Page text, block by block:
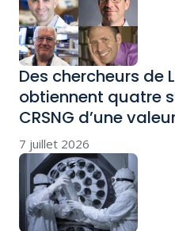
Des chercheurs de
obtiennent quatre
CRSNG d’une
7 juillet 2026